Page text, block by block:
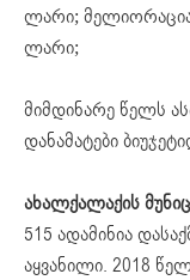
ლარი;
ლარი;
მიმდინარე წელს
დანამატები
ახალქალაქის
515 ადამინია
აყვანილი. 2018